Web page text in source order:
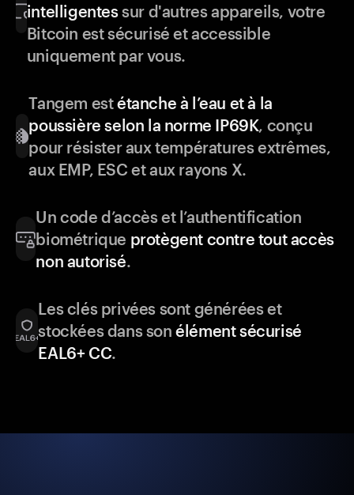
intelligentessur d'autres appareils, votre
Bitcoin est sécurisé et accessible
uniquement par vous.
Tangem estétanche à l’eau et à la
poussière selon la norme IP69K, conçu
pour résister aux températures extrêmes,
aux EMP, ESC et aux rayons X.
Un code d’accès et l’authentification
biométrique protègent contre tout accès
non autorisé.
Les clés privées sont générées et
stockées dans sonélément sécurisé
EAL6+ CC.